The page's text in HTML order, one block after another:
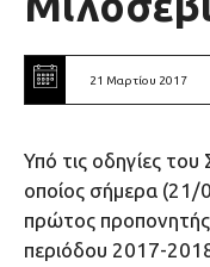
21 Μαρτίου 2017
Υπό τις οδηγίες
οποίος σήμερα
πρώτος
περιόδου 2017-